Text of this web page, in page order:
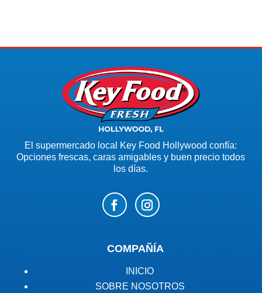
El supermercado local Key Food Hollywood confía:
Opciones frescas, caras amigables y buen precio todos
los días.
COMPAÑÍA
INICIO
SOBRE NOSOTROS